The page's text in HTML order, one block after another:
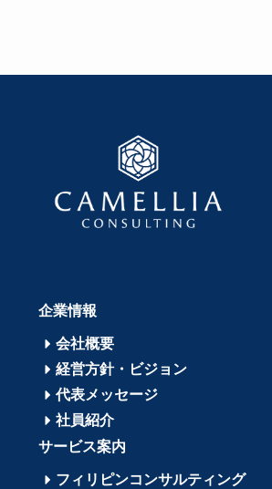
企業情報
会社概要
経営方針・ビジョン
代表メッセージ
社員紹介
サービス案内
フィリピンコンサルティング